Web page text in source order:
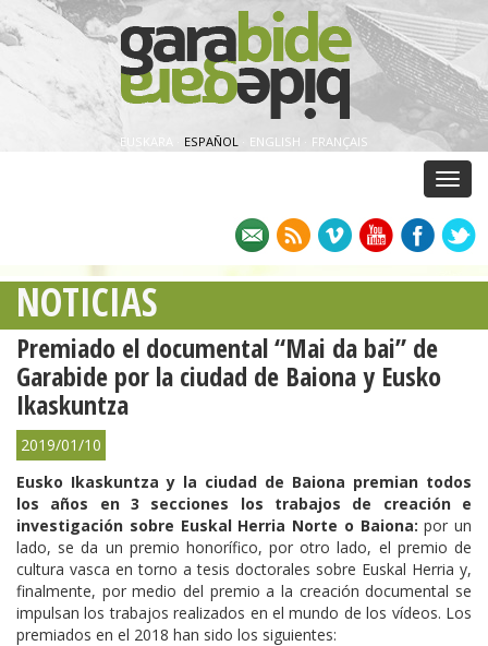
EUSKARA ESPAÑOL · ENGLISH · FRANÇAIS
NOTICIAS
Premiado el documental “Mai da bai” de
Garabide por la ciudad de Baiona y Eusko
Ikaskuntza
2019/01/10
Eusko Ikaskuntza y la ciudad de Baiona premian todos
los años en 3 secciones los trabajos de creación e
investigación sobre Euskal Herria Norte o Baiona:por un
lado, se da un premio honorífico, por otro lado, el premio de
cultura vasca en torno a tesis doctorales sobre Euskal Herria y,
finalmente, por medio del premio a la creación documental se
impulsan los trabajos realizados en el mundo de los vídeos. Los
premiados en el 2018 han sido los siguientes: